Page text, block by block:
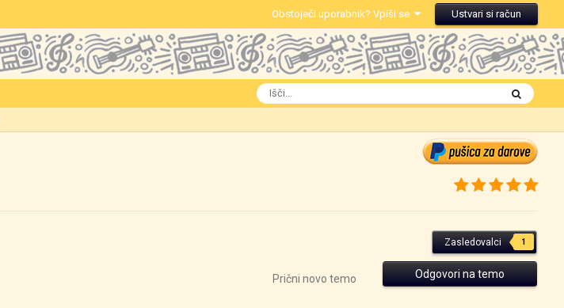
Obstoječi uporabnik? Vpiši se Ustvari si račun
Zasledovalci 1
Odgovori na temo
Prični novo temo